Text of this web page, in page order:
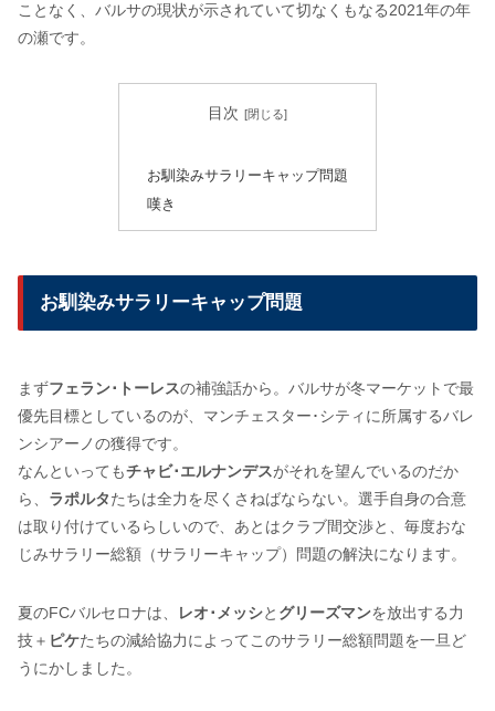
ことなく、バルサの現状が示されていて切なくもなる2021年の年
の瀬です。
目次
お馴染みサラリーキャップ問題
嘆き
お馴染みサラリーキャップ問題
まずフェラン･トーレスの補強話から。バルサが冬マーケットで最
優先目標としているのが、マンチェスター･シティに所属するバレ
ンシアーノの獲得です。
なんといってもチャビ･エルナンデスがそれを望んでいるのだか
ら、 ラポルタたちは全力を尽くさねばならない。選手自身の合意
は取り付けているらしいので、あとはクラブ間交渉と、毎度おな
じみサラリー総額（サラリーキャップ）問題の解決になります。
夏のFCバルセロナは、 レオ･メッシと グリーズマンを放出する力
技＋ ピケたちの減給協力によってこのサラリー総額問題を一旦ど
うにかしました。